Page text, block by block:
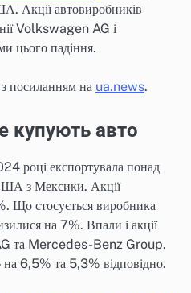
Акції автовиробників
Volkswagen AG і
цього падіння.
з посиланням на ua.news.
купують авто
році експортувала понад
з Мексики. Акції
Що стосується виробника
на 7%. Впали і акції
та Mercedes-Benz Group.
на 6,5% та 5,3% відповідно.